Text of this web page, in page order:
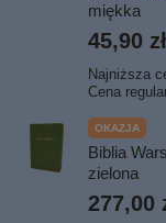
miękka
45,90 zł
Najniższa
Cena
OKAZJA
Biblia
zielona
277,00